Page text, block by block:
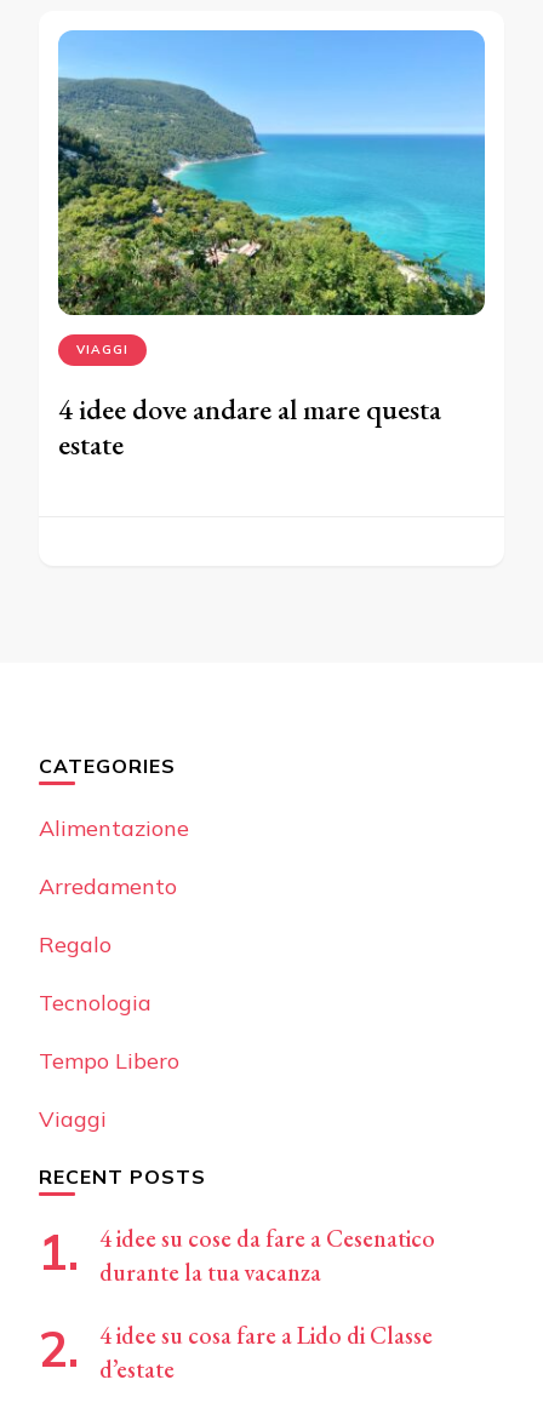
VIAGGI
4 idee dove andare al mare questa
estate
CATEGORIES
Alimentazione
Arredamento
Regalo
Tecnologia
Tempo Libero
Viaggi
RECENT POSTS
4 idee su cose da fare a Cesenatico
durante la tua vacanza
4 idee su cosa fare a Lido di Classe
d’estate